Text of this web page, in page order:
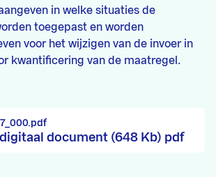
in welke situaties de
toegepast en worden
voor het wijzigen van de invoer in
kwantificering van de maatregel.
document (648 Kb) pdf